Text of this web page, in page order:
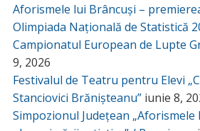
Aforismele lui Brâncuși –
Olimpiada Națională de Statistică
Campionatul European de Lupte
9, 2026
Festivalul de Teatru pentru Elevi
Stanciovici Brănișteanu” iunie 8,
Simpozionul Județean